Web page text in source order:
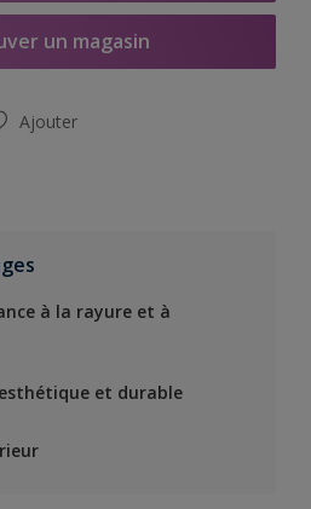
un magasin
Ajouter
à la rayure et à
et durable